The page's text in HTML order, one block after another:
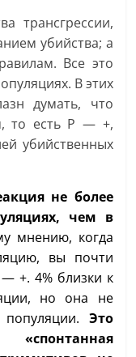
трансгрессии,
убийства; а
Все это
В этих
думать, что
то есть P — +,
убийственных
не более
чем в
мнению, когда
вы почти
+. 4% близки к
но она не
Это